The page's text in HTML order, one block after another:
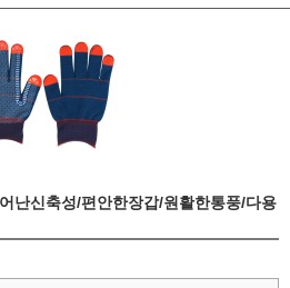
난신축성/편안한장갑/원활한통풍/다용